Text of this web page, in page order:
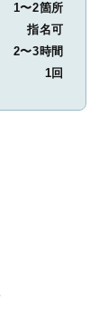
1〜2箇所
指名可
2〜3時間
1回